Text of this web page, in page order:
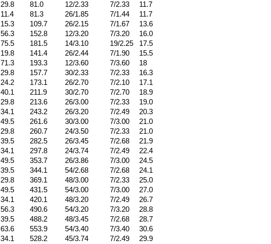
29.8 81.0 12/2.33 7/2.33
11.7
11.4 81.3 26/1.85 7/1.44
11.7
15.3 109.7 26/2.15 7/1.67
13.6
56.3 152.8 12/3.20 7/3.20
16.0
75.5 181.5 14/3.10 19/2.25
17.5
19.8 141.4 26/2.44 7/1.90
15.5
71.3 193.3 12/3.60 7/3.60
18
29.8 157.7 30/2.33 7/2.33
16.3
24.2 173.1 26/2.70 7/2.10
17.1
40.1 211.9 30/2.70 7/2.70
18.9
29.8 213.6 26/3.00 7/2.33
19.0
34.1 243.2 26/3.20 7/2.49
20.3
49.5 261.6 30/3.00 7/3.00
21.0
29.8 260.7 24/3.50 7/2.33
21.0
39.5 282.5 26/3.45 7/2.68
21.9
34.1 297.8 24/3.74 7/2.49
22.4
49.5 353.7 26/3.86 7/3.00
24.5
39.5 344.1 54/2.68 7/2.68
24.1
29.8 369.1 48/3.00 7/2.33
25.0
49.5 431.5 54/3.00 7/3.00
27.0
34.1 420.1 48/3.20 7/2.49
26.7
56.3 490.6 54/3.20 7/3.20
28.8
39.5 488.2 48/3.45 7/2.68
28.7
63.6 553.9 54/3.40 7/3.40
30.6
34.1 528.2 45/3.74 7/2.49
29.9